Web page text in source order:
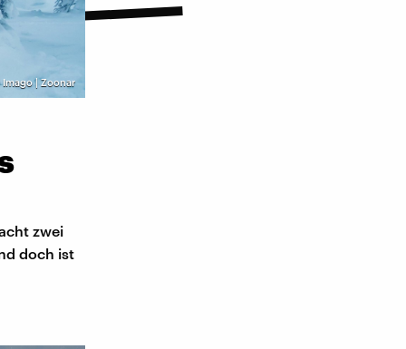
Imago | Zoonar
zwei
doch ist